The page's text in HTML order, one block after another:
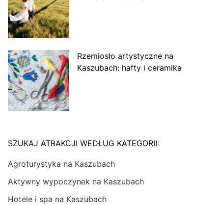
Rzemiosło artystyczne na
Kaszubach: hafty i ceramika
SZUKAJ ATRAKCJI WEDŁUG KATEGORII:
Agroturystyka na Kaszubach
Aktywny wypoczynek na Kaszubach
Hotele i spa na Kaszubach